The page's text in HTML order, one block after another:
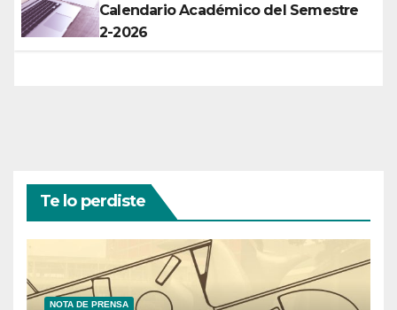
Calendario Académico del Semestre
2-2026
Te lo perdiste
NOTA DE PRENSA